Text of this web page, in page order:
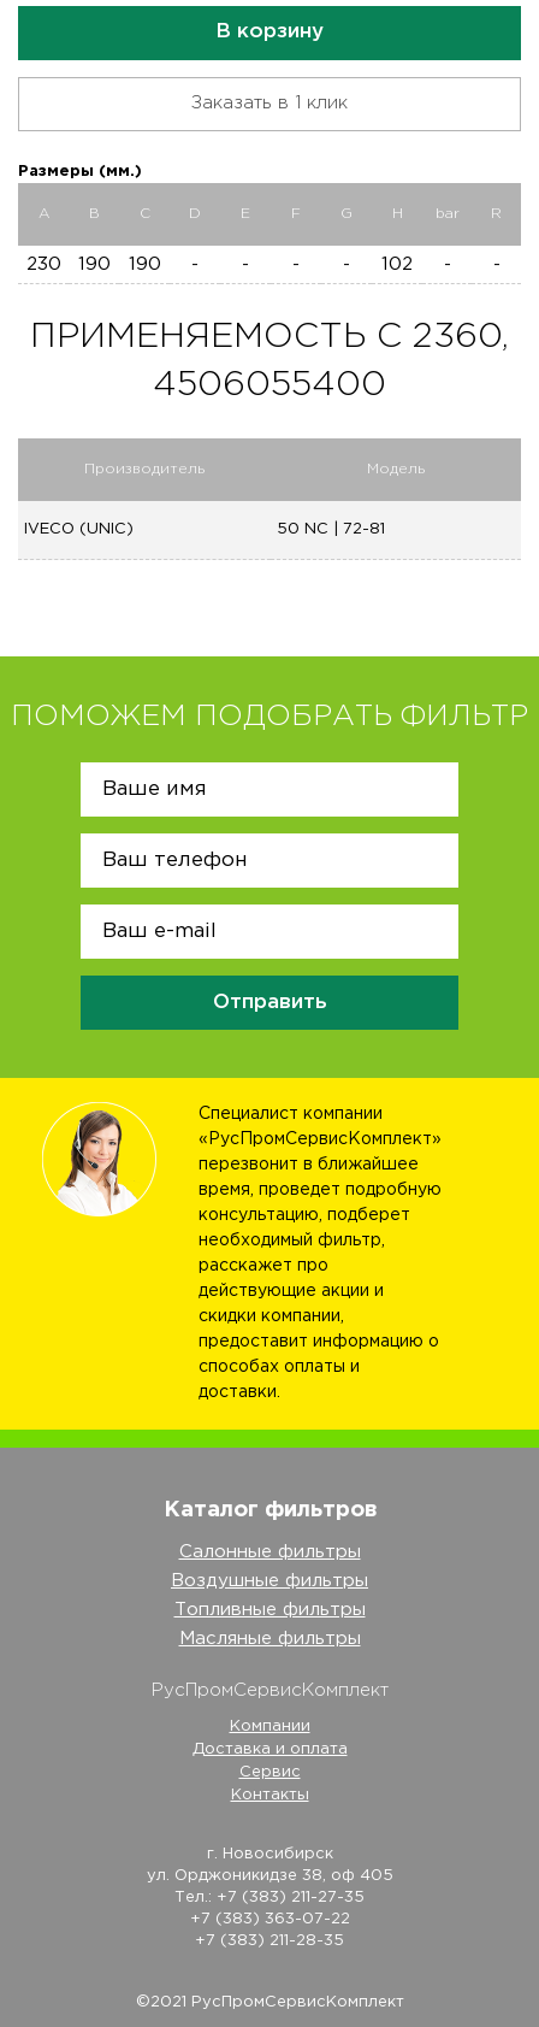
В корзину
Заказать в 1 клик
Размеры (мм.)
A B C D E F G H bar R
230 190 190 - - - - 102 - -
ПРИМЕНЯЕМОСТЬ C 2360,
4506055400
Производитель Модель
IVECO (UNIC) 50 NC | 72-81
ПОМОЖЕМ ПОДОБРАТЬ ФИЛЬТР
Отправить
Специалист компании
«РусПромСервисКомплект»
перезвонит в ближайшее
время, проведет подробную
консультацию, подберет
необходимый фильтр,
расскажет про
действующие акции и
скидки компании,
предоставит информацию о
способах оплаты и
доставки.
©2021 РусПромСервисКомплект
Каталог фильтров
Салонные фильтры
Воздушные фильтры
Топливные фильтры
Масляные фильтры
РусПромСервисКомплект
Компании
Доставка и оплата
Сервис
Контакты
г. Новосибирск
ул. Орджоникидзе 38, оф 405
Тел.: +7 (383) 211-27-35
+7 (383) 363-07-22
+7 (383) 211-28-35